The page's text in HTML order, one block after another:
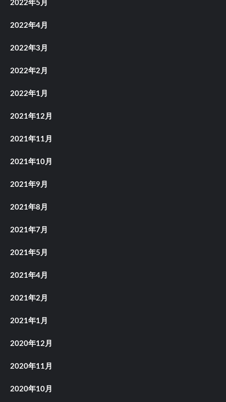
2022年5月
2022年4月
2022年3月
2022年2月
2022年1月
2021年12月
2021年11月
2021年10月
2021年9月
2021年8月
2021年7月
2021年5月
2021年4月
2021年2月
2021年1月
2020年12月
2020年11月
2020年10月